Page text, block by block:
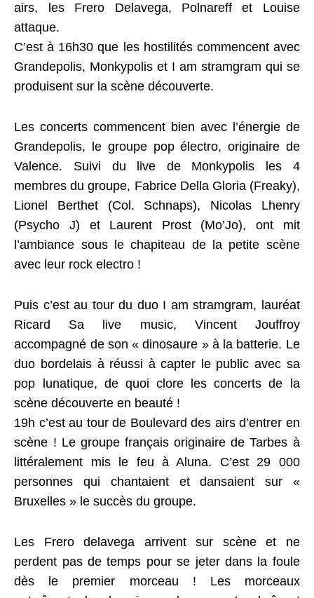
airs, les Frero Delavega, Polnareff et Louise
attaque.
C’est à 16h30 que les hostilités commencent avec
Grandepolis, Monkypolis et I am stramgram qui se
produisent sur la scène découverte.
Les concerts commencent bien avec l’énergie de
Grandepolis, le groupe pop électro, originaire de
Valence. Suivi du live de Monkypolis les 4
membres du groupe, Fabrice Della Gloria (Freaky),
Lionel Berthet (Col. Schnaps), Nicolas Lhenry
(Psycho J) et Laurent Prost (Mo’Jo), ont mit
l’ambiance sous le chapiteau de la petite scène
avec leur rock electro !
Puis c’est au tour du duo I am stramgram, lauréat
Ricard Sa live music, Vincent Jouffroy
accompagné de son « dinosaure » à la batterie. Le
duo bordelais à réussi à capter le public avec sa
pop lunatique, de quoi clore les concerts de la
scène découverte en beauté !
19h c’est au tour de Boulevard des airs d’entrer en
scène ! Le groupe français originaire de Tarbes à
littéralement mis le feu à Aluna. C’est 29 000
personnes qui chantaient et dansaient sur «
Bruxelles » le succès du groupe.
Les Frero delavega arrivent sur scène et ne
perdent pas de temps pour se jeter dans la foule
dès le premier morceau ! Les morceaux